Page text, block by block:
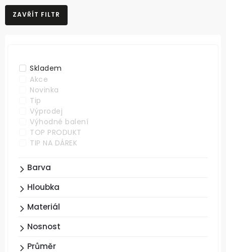
NEJPRODÁVANĚJŠÍ
NEJLEVNĚJŠÍ
ZAVŘÍT FILTR
Skladem
Akce
Novinka
Tip
Výprodej
Výhodné balení
TOP PRODUKT
TIP NA DÁREK
Barva
Hloubka
Materiál
Nosnost
Průměr